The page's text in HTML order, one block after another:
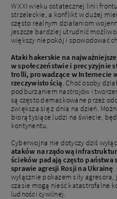
W XXI wieku ostatecznej linii
strzeleckie, a konflikt w dużej
często realnym działaniom
jeszcze bardziej utrudnić
większy niepokój i spowodować
Ataki hakerskie na
w społeczeństwie i precyzyjnie
trolli, prowadzące w Internecie
rzeczywistością . Choć osoby
podburzaniem nastrojów i
są często demaskowane przez
zwiększa się z dnia na dzień.
biorą tysiące ludzi na świecie,
kontynentu.
Cyberwojna nie dotyczy dziś
ataków na rządową
ścieków padają często państwa
sprawie agresji Rosji na Ukrainę
wyłącznie pokazem siły
czasie mogą nieść katastrofalne
ludności cywilnej.